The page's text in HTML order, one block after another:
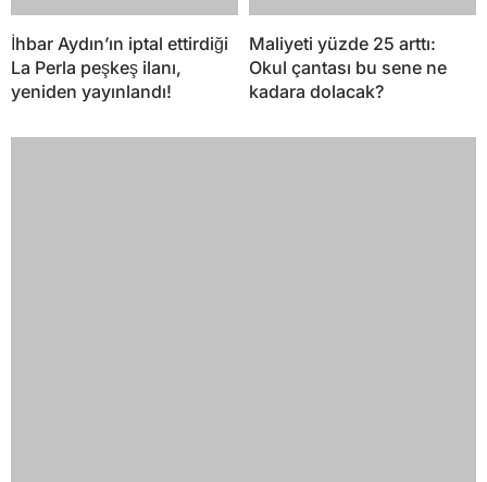
İhbar Aydın’ın iptal ettirdiği
La Perla peşkeş ilanı,
yeniden yayınlandı!
Maliyeti yüzde 25 arttı:
Okul çantası bu sene ne
kadara dolacak?